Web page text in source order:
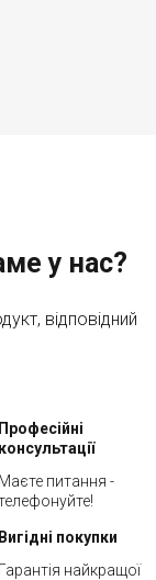
у нас?
відповідний
Професійні
консультації
Маєте питання -
Вигідні покупки
Гарантія найкращої